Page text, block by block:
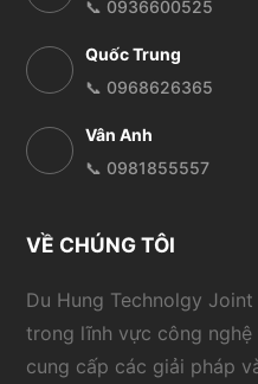
📞 0936600525
Quốc Trung
📞 0968626365
Vân Anh
📞 0981855557
VỀ CHÚNG TÔI
Du Hung Technolgy
trong lĩnh vực công
cung cấp các giải pháp